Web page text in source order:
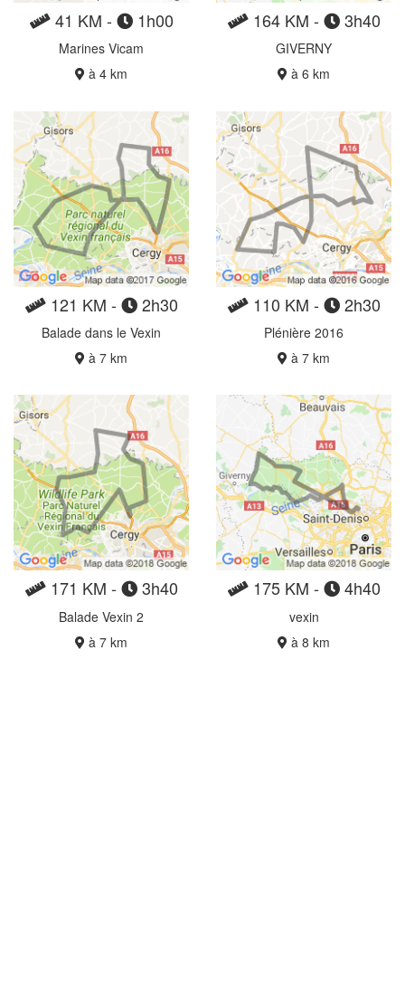
41 KM - 1h00
Marines Vicam
à 4 km
164 KM - 3h40
GIVERNY
à 6 km
121 KM - 2h30
Balade dans le Vexin
à 7 km
110 KM - 2h30
Plénière 2016
à 7 km
171 KM - 3h40
Balade Vexin 2
à 7 km
175 KM - 4h40
vexin
à 8 km